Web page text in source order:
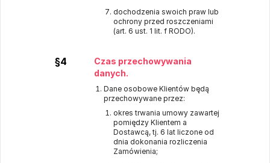
dochodzenia swoich praw lub
ochrony przed roszczeniami
(art. 6 ust. 1 lit. f RODO).
§4
Czas przechowywania
danych.
Dane osobowe Klientów będą
przechowywane przez:
okres trwania umowy zawartej
pomiędzy Klientem a
Dostawcą, tj. 6 lat liczone od
dnia dokonania rozliczenia
Zamówienia;